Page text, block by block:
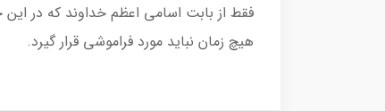
فقط از بابت اسامی اعظم خداوند که در
هیچ زمان نباید مورد فراموشی قرار گیرد.